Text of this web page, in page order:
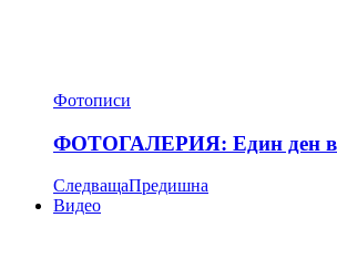
Фотописи
ФОТОГАЛЕРИЯ: Един ден в
СледващаПредишна
Видео